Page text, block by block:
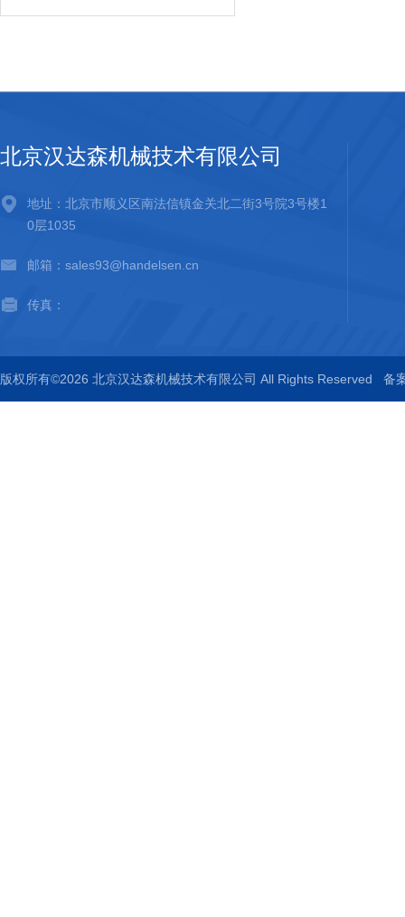
北京汉达森机械技术有限公司
地址：北京市顺义区南法信镇金关北二街3号院3号楼1
0层1035
邮箱：sales93@handelsen.cn
传真：
版权所有©2026 北京汉达森机械技术有限公司 All Rights Reserved 备